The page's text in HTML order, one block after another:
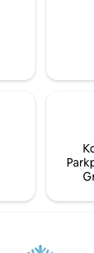
eine
Sie befindet
entworfen
Freunde in der